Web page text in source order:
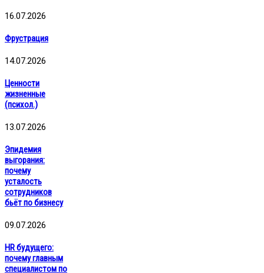
16.07.2026
Фрустрация
14.07.2026
Ценности
жизненные
(психол.)
13.07.2026
Эпидемия
выгорания:
почему
усталость
сотрудников
бьёт по бизнесу
09.07.2026
HR будущего:
почему главным
специалистом по